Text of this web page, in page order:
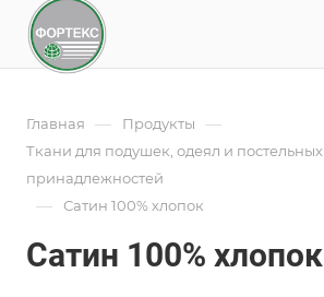
Главная — Продукты —
Ткани для подушек, одеял и постельных
принадлежностей
— Сатин 100% хлопок
Сатин 100% хлопок